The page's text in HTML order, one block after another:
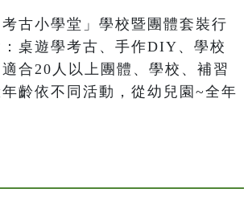
古小學堂」學校暨團體套裝行
桌遊學考古、手作DIY、學校
合20人以上團體、學校、補習
齡依不同活動，從幼兒園~全年